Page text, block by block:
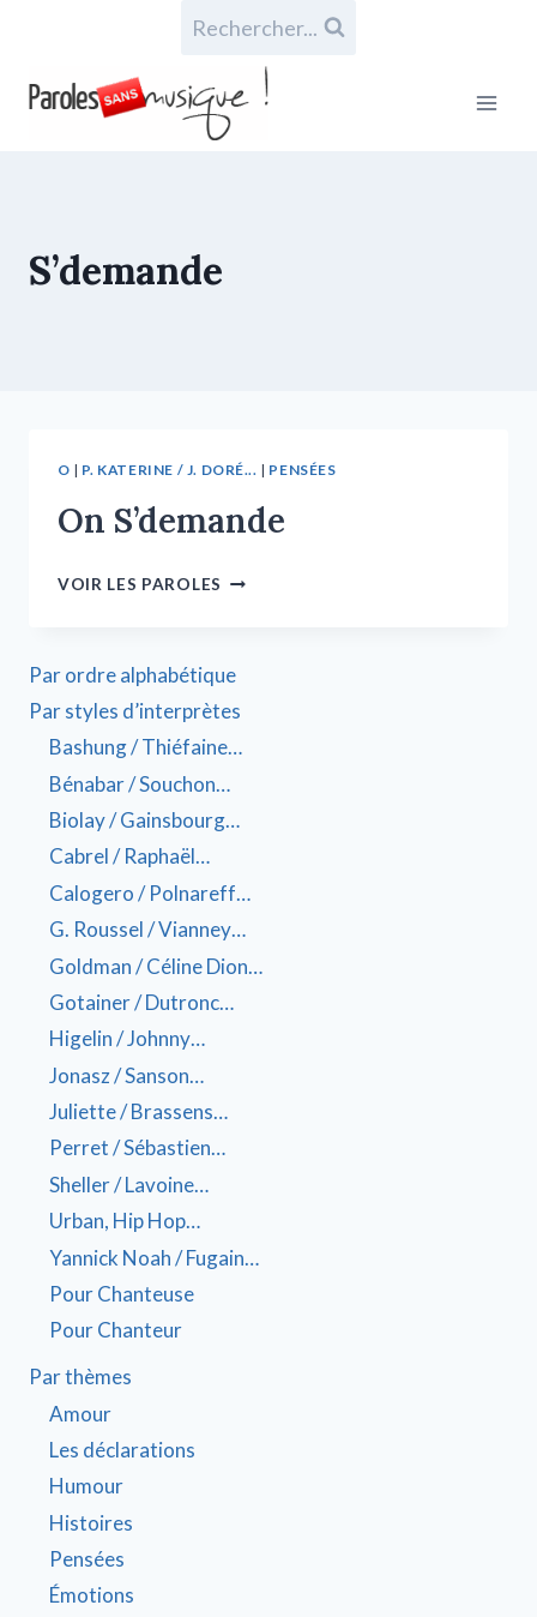
Rechercher...
S’demande
O | P. KATERINE / J. DORÉ... | PENSÉES
On S’demande
VOIR LES PAROLES
Par ordre alphabétique
Par styles d’interprètes
Bashung / Thiéfaine…
Bénabar / Souchon…
Biolay / Gainsbourg…
Cabrel / Raphaël…
Calogero / Polnareff…
G. Roussel / Vianney…
Goldman / Céline Dion…
Gotainer / Dutronc…
Higelin / Johnny…
Jonasz / Sanson…
Juliette / Brassens…
Perret / Sébastien…
Sheller / Lavoine…
Urban, Hip Hop…
Yannick Noah / Fugain…
Pour Chanteuse
Pour Chanteur
Par thèmes
Amour
Les déclarations
Humour
Histoires
Pensées
Émotions